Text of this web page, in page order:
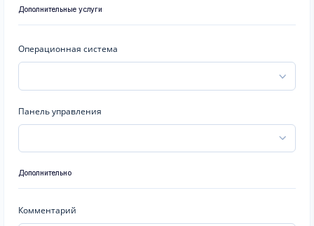
Дополнительные услуги
Операционная система
Панель управления
Дополнительно
Комментарий